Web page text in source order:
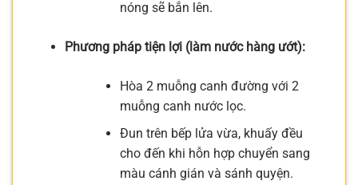
nóng sẽ bắn lên.
Phương pháp tiện lợi (làm nước hàng ướt):
Hòa 2 muỗng canh đường với 2
muỗng canh nước lọc.
Đun trên bếp lửa vừa, khuấy đều
cho đến khi hỗn hợp chuyển sang
màu cánh gián và sánh quyện.